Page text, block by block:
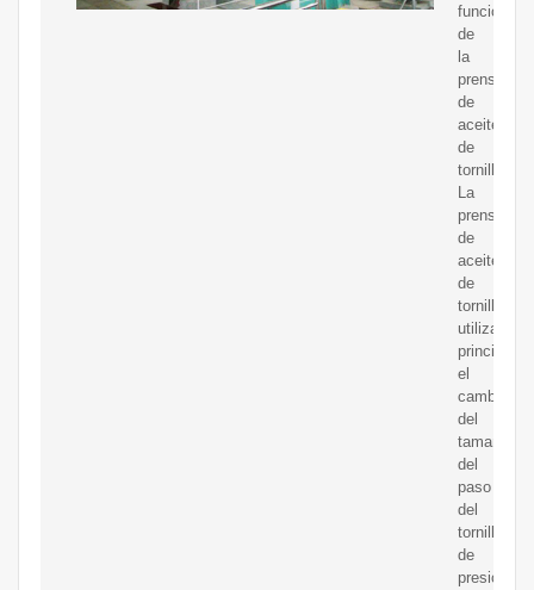
de
la
prensa
de
aceite
de
tornillo.
La
prensa
de
aceite
de
tornillo
utiliza
el
cambio
del
tamaño
del
paso
del
tornillo
de
presión